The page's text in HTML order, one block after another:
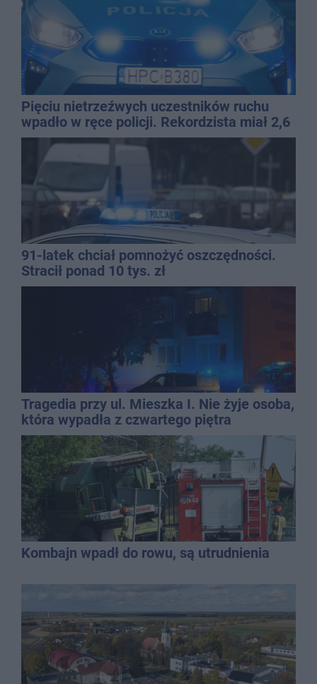
Pięciu nietrzeźwych uczestników ruchu
wpadło w ręce policji. Rekordzista miał 2,6
promila
91-latek chciał pomnożyć oszczędności.
Stracił ponad 10 tys. zł
Tragedia przy ul. Mieszka I. Nie żyje osoba,
która wypadła z czwartego piętra
Kombajn wpadł do rowu, są utrudnienia